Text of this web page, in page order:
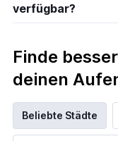
verfügbar?
Finde
deinen
Beliebte Städte